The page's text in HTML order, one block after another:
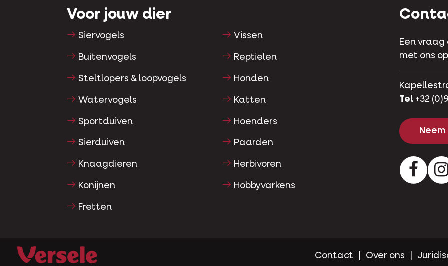
Voor jouw dier
Siervogels
Buitenvogels
Steltlopers & loopvogels
Watervogels
Sportduiven
Sierduiven
Knaagdieren
Konijnen
Fretten
Vissen
Reptielen
Honden
Katten
Hoenders
Paarden
Herbivoren
Hobbyvarkens
Een
met ons
Tel +32
Contact Over ons